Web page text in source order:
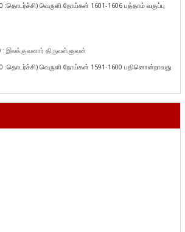
வெருளி நோய்கள் 1601-1606 பத்தாம் வகுப்பு
: இலக்குவனார் திருவள்ளுவன்
:தொடர்ச்சி) வெருளி நோய்கள் 1591-1600 பதினொன்றாவது